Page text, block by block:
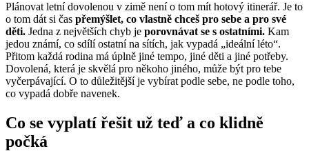
Plánovat letní dovolenou v zimě není o tom mít hotový itinerář. Je to
o tom dát si čas přemýšlet, co vlastně chceš pro sebe a pro své
děti. Jedna z největších chyb je porovnávat se s ostatními. Kam
jedou známí, co sdílí ostatní na sítích, jak vypadá „ideální léto“.
Přitom každá rodina má úplně jiné tempo, jiné děti a jiné potřeby.
Dovolená, která je skvělá pro někoho jiného, může být pro tebe
vyčerpávající. O to důležitější je vybírat podle sebe, ne podle toho,
co vypadá dobře navenek.
Co se vyplatí řešit už teď a co klidně
počká